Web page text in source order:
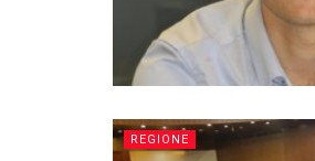
REGIONE